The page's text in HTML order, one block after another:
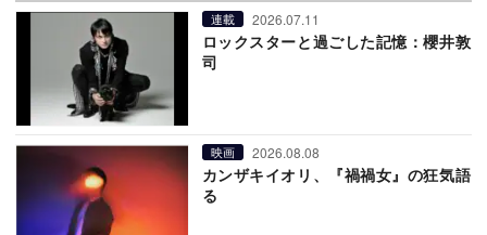
連載 2026.07.11
ロックスターと過ごした記憶：櫻井敦
司
映画 2026.08.08
カンザキイオリ、『禍禍女』の狂気語
る